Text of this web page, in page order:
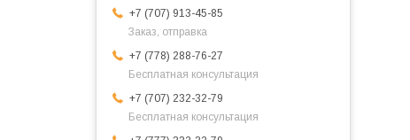
+7 (707) 913-45-85
Заказ, отправка
+7 (778) 288-76-27
Бесплатная консультация
+7 (707) 232-32-79
Бесплатная консультация